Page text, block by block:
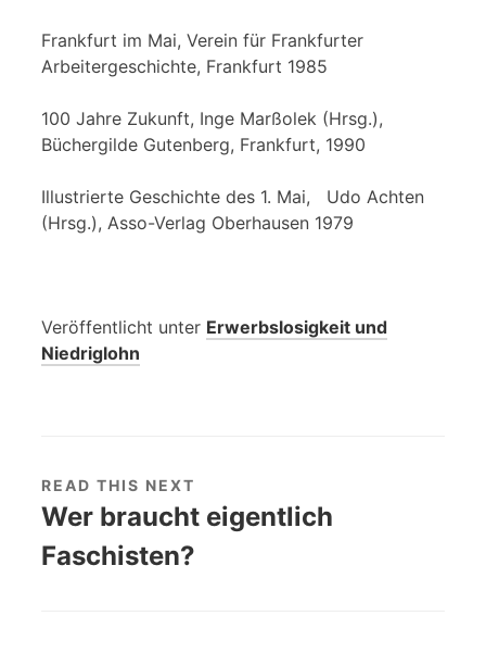
Frankfurt im Mai, Verein für Frankfurter
Arbeitergeschichte, Frankfurt 1985
100 Jahre Zukunft, Inge Marßolek (Hrsg.),
Büchergilde Gutenberg, Frankfurt, 1990
Illustrierte Geschichte des 1. Mai, Udo Achten
(Hrsg.), Asso-Verlag Oberhausen 1979
Veröffentlicht unter Erwerbslosigkeit und
Niedriglohn
READ THIS NEXT
Wer braucht eigentlich
Faschisten?